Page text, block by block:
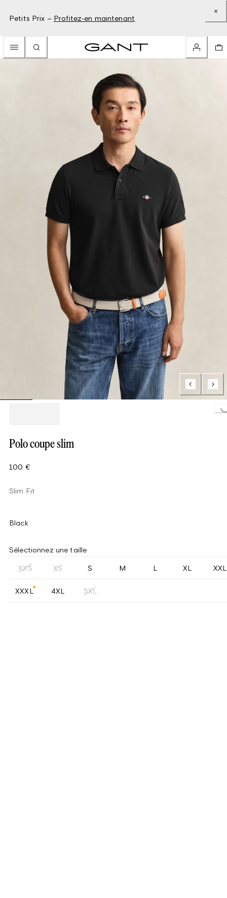
Petits Prix – Profitez-en maintenant
Loading...
Polo coupe slim
100 €
Slim Fit
Black
Sélectionnez une taille
XXS XS S M L XL XXL
XXXL 4XL 5XL